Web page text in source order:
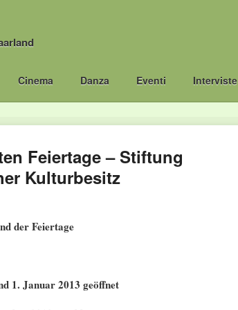
Cinema Danza Eventi Interviste
Feiertage – Stiftung
Kulturbesitz
der Feiertage
1. Januar 2013 geöffnet